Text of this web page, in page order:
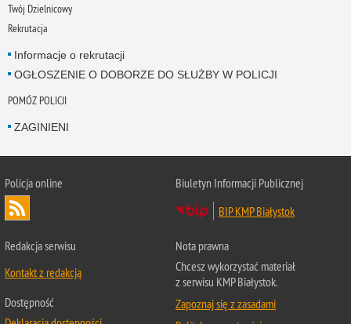
Twój Dzielnicowy
Rekrutacja
Informacje o rekrutacji
OGŁOSZENIE O DOBORZE DO SŁUŻBY W POLICJI
POMÓŻ POLICJI
ZAGINIENI
Policja online
Biuletyn Informacji Publicznej
BIP KMP Białystok
Redakcja serwisu
Kontakt z redakcją
Dostępność
Nota prawna
Chcesz wykorzystać materiał
z serwisu KMP Białystok.
Zapoznaj się z zasadami